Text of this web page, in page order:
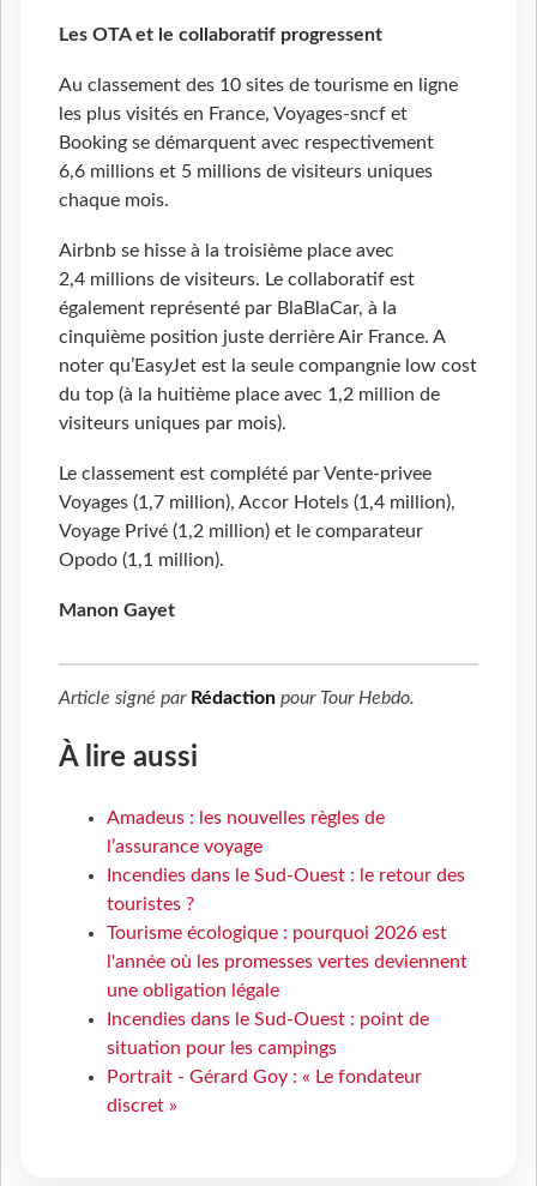
Les OTA et le collaboratif progressent
Au classement des 10 sites de tourisme en ligne
les plus visités en France, Voyages-sncf et
Booking se démarquent avec respectivement
6,6 millions et 5 millions de visiteurs uniques
chaque mois.
Airbnb se hisse à la troisième place avec
2,4 millions de visiteurs. Le collaboratif est
également représenté par BlaBlaCar, à la
cinquième position juste derrière Air France. A
noter qu’EasyJet est la seule compangnie low cost
du top (à la huitième place avec 1,2 million de
visiteurs uniques par mois).
Le classement est complété par Vente-privee
Voyages (1,7 million), Accor Hotels (1,4 million),
Voyage Privé (1,2 million) et le comparateur
Opodo (1,1 million).
Manon Gayet
Article signé par Rédaction pour Tour Hebdo.
À lire aussi
Amadeus : les nouvelles règles de
l’assurance voyage
Incendies dans le Sud-Ouest : le retour des
touristes ?
Tourisme écologique : pourquoi 2026 est
l'année où les promesses vertes deviennent
une obligation légale
Incendies dans le Sud-Ouest : point de
situation pour les campings
Portrait - Gérard Goy : « Le fondateur
discret »